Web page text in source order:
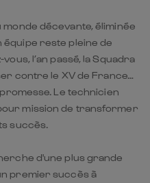
monde décevante, éliminée
équipe reste pleine de
l’an passé, la Squadra
contre le XV de France…
Le technicien
mission de transformer
succès.
d'une plus grande
premier succès à